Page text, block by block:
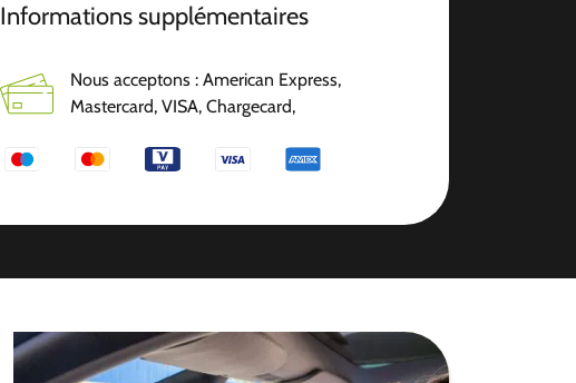
Informations supplémentaires
Nous acceptons : American Express,
Mastercard, VISA, Chargecard,